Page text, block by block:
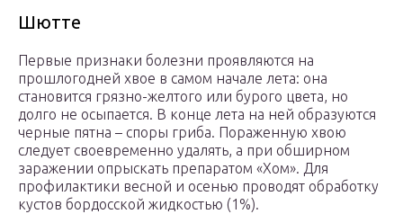
Шютте
Первые признаки болезни проявляются на
прошлогодней хвое в самом начале лета: она
становится грязно-желтого или бурого цвета, но
долго не осыпается. В конце лета на ней образуются
черные пятна – споры гриба. Пораженную хвою
следует своевременно удалять, а при обширном
заражении опрыскать препаратом «Хом». Для
профилактики весной и осенью проводят обработку
кустов бордосской жидкостью (1%).